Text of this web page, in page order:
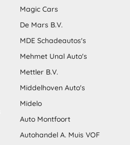
Magic Cars
De Mars B.V.
MDE Schadeautos's
Mehmet Unal Auto's
Mettler B.V.
Middelhoven Auto's
Midelo
Auto Montfoort
Autohandel A. Muis VOF